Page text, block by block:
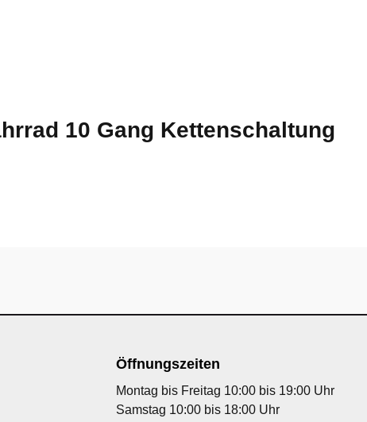
10 Gang Kettenschaltung
Öffnungszeiten
Montag bis Freitag 10:00 bis 19:00 Uhr
Samstag 10:00 bis 18:00 Uhr